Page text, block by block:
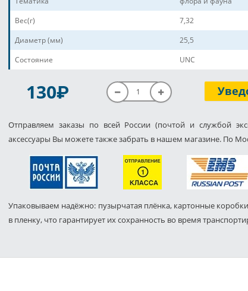
Вес(г)
7,32
Диаметр (мм)
25,5
Состояние
UNC
130P
Отправляем заказы по всей России (почтой и службой
аксессуары Вы можете также забрать в нашем магазине. По
Упаковываем надёжно: пузырчатая плёнка, картонные
в пленку, что гарантирует их сохранность во время